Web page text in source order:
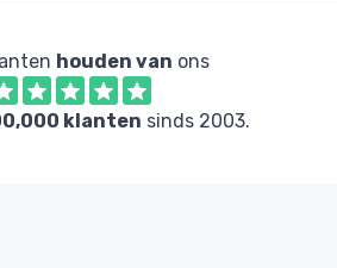
houden van ons
klanten sinds 2003.